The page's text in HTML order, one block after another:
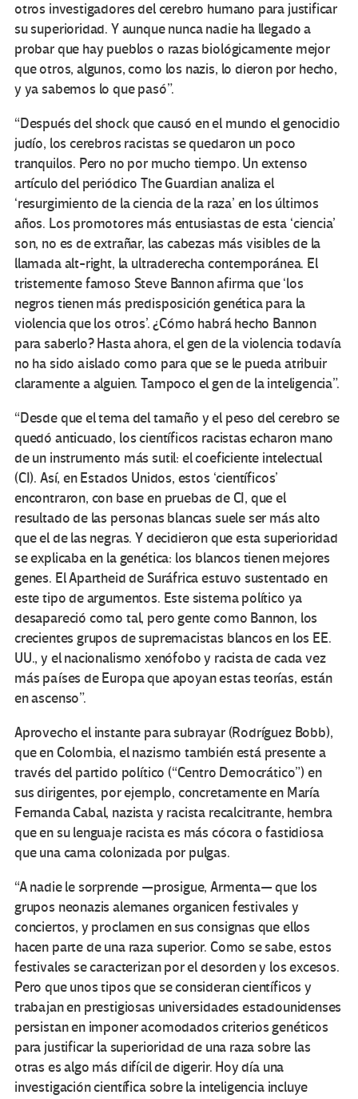
otros investigadores del cerebro humano para justificar
su superioridad. Y aunque nunca nadie ha llegado a
probar que hay pueblos o razas biológicamente mejor
que otros, algunos, como los nazis, lo dieron por hecho,
y ya sabemos lo que pasó”.
“Después del shock que causó en el mundo el genocidio
judío, los cerebros racistas se quedaron un poco
tranquilos. Pero no por mucho tiempo. Un extenso
artículo del periódico The Guardian analiza el
‘resurgimiento de la ciencia de la raza’ en los últimos
años. Los promotores más entusiastas de esta ‘ciencia’
son, no es de extrañar, las cabezas más visibles de la
llamada alt-right, la ultraderecha contemporánea. El
tristemente famoso Steve Bannon afirma que ‘los
negros tienen más predisposición genética para la
violencia que los otros’. ¿Cómo habrá hecho Bannon
para saberlo? Hasta ahora, el gen de la violencia todavía
no ha sido aislado como para que se le pueda atribuir
claramente a alguien. Tampoco el gen de la inteligencia”.
“Desde que el tema del tamaño y el peso del cerebro se
quedó anticuado, los científicos racistas echaron mano
de un instrumento más sutil: el coeficiente intelectual
(CI). Así, en Estados Unidos, estos ‘científicos’
encontraron, con base en pruebas de CI, que el
resultado de las personas blancas suele ser más alto
que el de las negras. Y decidieron que esta superioridad
se explicaba en la genética: los blancos tienen mejores
genes. El Apartheid de Suráfrica estuvo sustentado en
este tipo de argumentos. Este sistema político ya
desapareció como tal, pero gente como Bannon, los
crecientes grupos de supremacistas blancos en los EE.
UU., y el nacionalismo xenófobo y racista de cada vez
más países de Europa que apoyan estas teorías, están
en ascenso”.
Aprovecho el instante para subrayar (Rodríguez Bobb),
que en Colombia, el nazismo también está presente a
través del partido político (“Centro Democrático”) en
sus dirigentes, por ejemplo, concretamente en María
Fernanda Cabal, nazista y racista recalcitrante, hembra
que en su lenguaje racista es más cócora o fastidiosa
que una cama colonizada por pulgas.
“A nadie le sorprende —prosigue, Armenta— que los
grupos neonazis alemanes organicen festivales y
conciertos, y proclamen en sus consignas que ellos
hacen parte de una raza superior. Como se sabe, estos
festivales se caracterizan por el desorden y los excesos.
Pero que unos tipos que se consideran científicos y
trabajan en prestigiosas universidades estadounidenses
persistan en imponer acomodados criterios genéticos
para justificar la superioridad de una raza sobre las
otras es algo más difícil de digerir. Hoy día una
investigación científica sobre la inteligencia incluye